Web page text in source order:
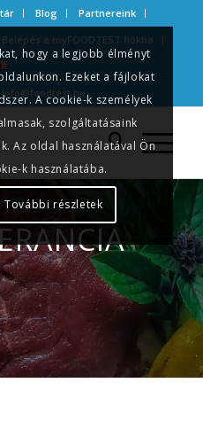
Blog
Partnereink
Belépés a myFOODTEST fiókba
info@foodtest.hu
hogy a legjobb élményt
Ezeket a fájlokat
A cookie-k személyek
szolgáltatásaink
Az oldal használatával Ön
k használatába.
További részletek